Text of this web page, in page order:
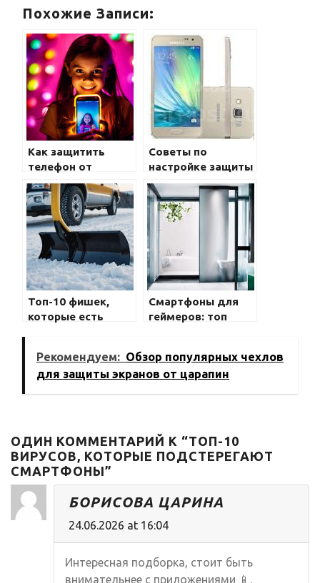
Похожие Записи:
Как защитить
телефон от
вирусов и
вредоносных
программ
Советы по
настройке защиты
от вирусов на
Samsung Galaxy
Топ-10 фишек,
которые есть
Смартфоны для
геймеров: топ
Рекомендуем: Обзор популярных чехлов
для защиты экранов от царапин
ОДИН КОММЕНТАРИЙ К “ТОП-10
ВИРУСОВ, КОТОРЫЕ ПОДСТЕРЕГАЮТ
СМАРТФОНЫ”
БОРИСОВА ЦАРИНА
24.06.2026 at 16:04
Интересная подборка, стоит быть
внимательнее с приложениями 📱.